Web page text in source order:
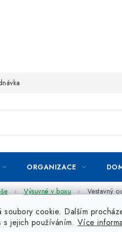
soubory cookie. Dalším
s jejich používáním. Více
ORGANIZACE
Výsuvné v boxu Vestavný